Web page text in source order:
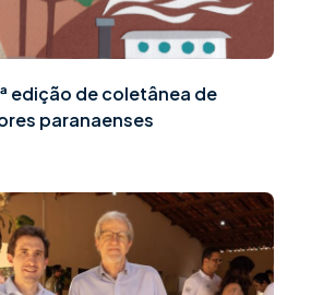
edição de coletânea de
paranaenses